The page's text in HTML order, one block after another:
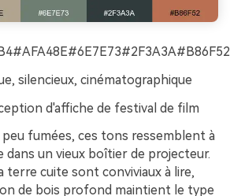
silencieux, cinématographique
d'affiche de festival de film
fumées, ces tons ressemblent à
un vieux boîtier de projecteur.
terre cuite sont conviviaux à lire,
de bois profond maintient le type